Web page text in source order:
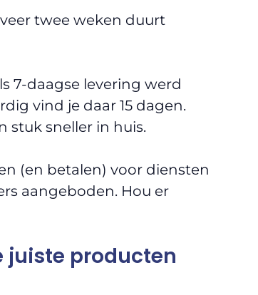
twee weken duurt
7-daagse levering werd
vind je daar 15 dagen.
stuk sneller in huis.
(en betalen) voor diensten
aangeboden. Hou er
juiste producten